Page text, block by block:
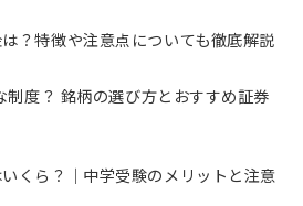
？特徴や注意点についても徹底解説
制度？ 銘柄の選び方とおすすめ証券
くら？｜中学受験のメリットと注意